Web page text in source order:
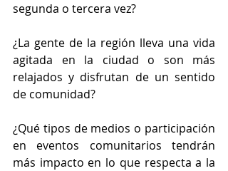
segunda o tercera vez?
¿La gente de la región lleva una vida
agitada en la ciudad o son más
relajados y disfrutan de un sentido
de comunidad?
¿Qué tipos de medios o participación
en eventos comunitarios tendrán
más impacto en lo que respecta a la